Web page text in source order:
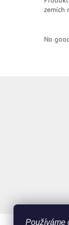
Používáme
zemích
No